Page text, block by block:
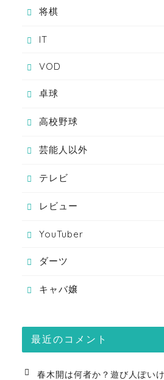
将棋
IT
VOD
卓球
高校野球
芸能人以外
テレビ
レビュー
YouTuber
ダーツ
キャバ嬢
最近のコメント
春木開は何者か？遊び人ぽい